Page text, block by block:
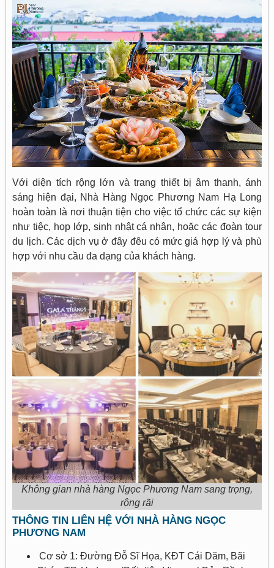
Với diện tích rộng lớn và trang thiết bị âm thanh, ánh
sáng hiện đại, Nhà Hàng Ngọc Phương Nam Hạ Long
hoàn toàn là nơi thuận tiện cho việc tổ chức các sự kiện
như tiệc, họp lớp, sinh nhật cá nhân, hoặc các đoàn tour
du lịch. Các dịch vụ ở đây đêu có mức giá hợp lý và phù
hợp với nhu cầu đa dạng của khách hàng.
Không gian nhà hàng Ngọc Phương Nam sang trọng,
rộng rãi
THÔNG TIN LIÊN HỆ VỚI NHÀ HÀNG NGỌC
PHƯƠNG NAM
Cơ sở 1: Đường Đỗ Sĩ Họa, KĐT Cái Dăm, Bãi